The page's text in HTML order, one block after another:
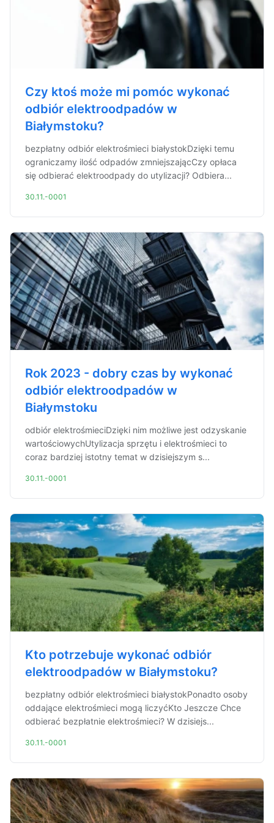
Czy ktoś może mi pomóc wykonać
odbiór elektroodpadów w
Białymstoku?
bezpłatny odbiór elektrośmieci białystokDzięki temu
ograniczamy ilość odpadów zmniejszającCzy opłaca
się odbierać elektroodpady do utylizacji? Odbiera...
30.11.-0001
Rok 2023 - dobry czas by wykonać
odbiór elektroodpadów w
Białymstoku
odbiór elektrośmieciDzięki nim możliwe jest odzyskanie
wartościowychUtylizacja sprzętu i elektrośmieci to
coraz bardziej istotny temat w dzisiejszym s...
30.11.-0001
Kto potrzebuje wykonać odbiór
elektroodpadów w Białymstoku?
bezpłatny odbiór elektrośmieci białystokPonadto osoby
oddające elektrośmieci mogą liczyćKto Jeszcze Chce
odbierać bezpłatnie elektrośmieci? W dzisiejs...
30.11.-0001